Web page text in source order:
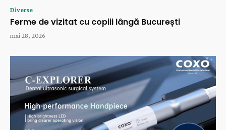
Diverse
Ferme de vizitat cu copiii lângă București
mai 28, 2026